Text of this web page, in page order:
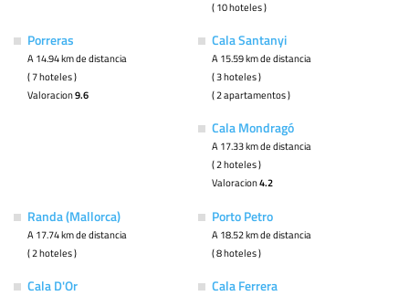
( 10 hoteles )
Porreras
A 14.94 km de distancia
( 7 hoteles )
Valoracion9.6
Cala Santanyi
A 15.59 km de distancia
( 3 hoteles )
( 2 apartamentos )
Cala Mondragó
A 17.33 km de distancia
( 2 hoteles )
Valoracion4.2
Randa (Mallorca)
A 17.74 km de distancia
( 2 hoteles )
Porto Petro
A 18.52 km de distancia
( 8 hoteles )
Cala D'Or Cala Ferrera